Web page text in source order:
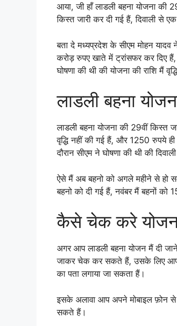
आया, जी हाँ लाडली बहना योजना की
किस्त जारी कर दी गई हैं, दिवाली से
बता दे मध्यप्रदेश के सीएम मोहन
करोड़ रुपए खाते में ट्रांसफर कर दिए हैं,
घोषणा की थी की योजना की राशि मैं
लाडली बहना
लाडली बहना योजना की 29वीं किस्त
वृद्धि नहीं की गई हैं, और 1250 रुपये
दौरान सीएम ने घोषणा की थी की
ऐसे मैं अब बहनो को अगले महीने से हो
बहनो को दी गई हैं, नवंबर मैं बहनों को
कैसे चेक करे
अगर आप लाडली बहना योजन मैं दी
जाकर चेक कर सकते हैं, उसके लिए
का पता लगाया जा सकता हैं।
इसके अलावा आप अपने मोबाइल फ़ोन
सकते हैं।